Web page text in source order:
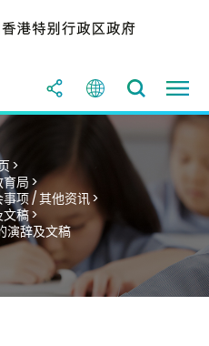
>
局 >
项 / 其他资讯 >
稿 >
演辞及文稿